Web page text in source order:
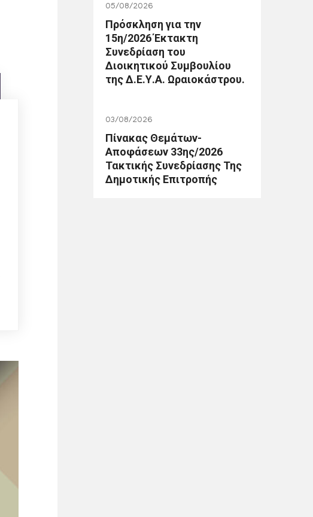
05/08/2026
Πρόσκληση για την
15η/2026 Έκτακτη
Συνεδρίαση του
Διοικητικού Συμβουλίου
της Δ.Ε.Υ.Α. Ωραιοκάστρου.
03/08/2026
Πίνακας Θεμάτων-
Αποφάσεων 33ης/2026
Τακτικής Συνεδρίασης Της
Δημοτικής Επιτροπής